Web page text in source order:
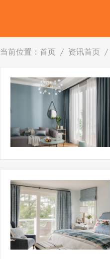
当前位置： 首页 资讯首页